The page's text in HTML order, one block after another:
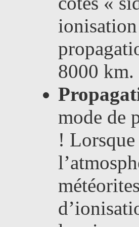
ionisation
8000 km.
mode de
! Lorsque